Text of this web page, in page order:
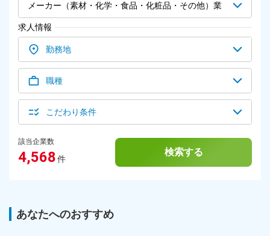
メーカー（素材・化学・食品・化粧品・その他）業
界
求人情報
勤務地
職種
こだわり条件
該当企業数
4,568件
検索する
あなたへのおすすめ